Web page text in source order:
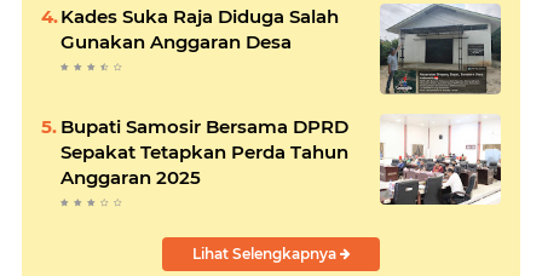
Kades Suka Raja Diduga Salah
Gunakan Anggaran Desa
Bupati Samosir Bersama DPRD
Sepakat Tetapkan Perda Tahun
Anggaran 2025
Lihat Selengkapnya